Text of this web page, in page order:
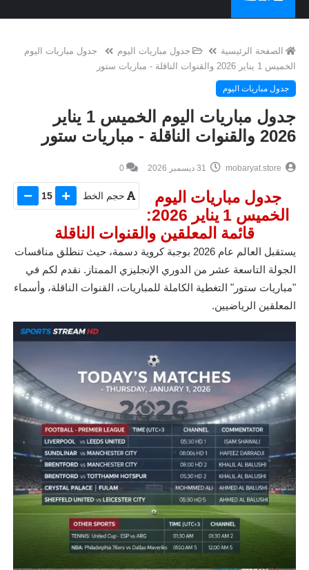
الصفحة الرئيسية جدول مباريات اليوم
جدول مباريات اليوم
الخميس 1 يناير 2026 والقنوات الناقلة - مباريات ستور
جدول مباريات اليوم
جدول مباريات اليوم الخميس 1 يناير
2026 والقنوات الناقلة - مباريات ستور
mobaryat.store
0
حجم الخط 15
جدول مباريات اليوم
الخميس 1 يناير 2026:
قائمة المعلقين والقنوات الناقلة
يستقبل العالم عام 2026 بوجبة كروية دسمة، حيث تنطلق منافسات
الجولة التاسعة عشر من الدوري الإنجليزي الممتاز. نقدم لكم في
"مباريات ستور" التغطية الكاملة للمباريات، القنوات الناقلة، وأسماء
المعلقين الرياضيين.